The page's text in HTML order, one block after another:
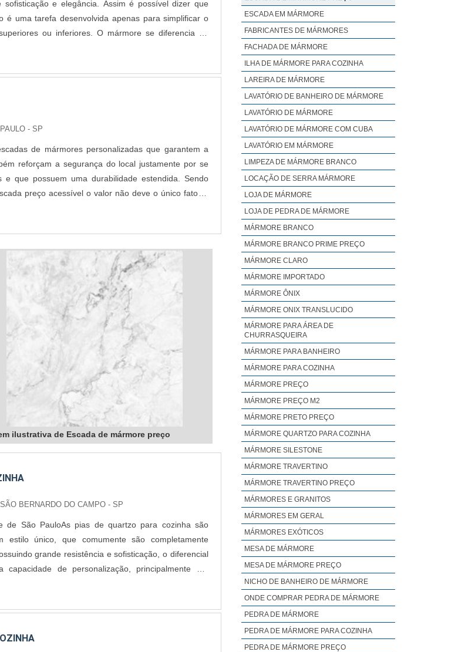
e elegância. Assim é possível dizer que
é uma tarefa desenvolvida apenas para simplificar o
ou inferiores. O mármore se diferencia do
veios e tons mais uniformes.Cores disponíveis da
- SP
de mármores personalizadas que garantem a
reforçam a segurança do local justamente por se
e que possuem uma durabilidade estendida. Sendo
preço acessível o valor não deve o único fator a
adicionais Um dos produtos de mármore
ilustrativa de Escada de mármore preço
BERNARDO DO CAMPO - SP
de São PauloAs pias de quartzo para cozinha são
estilo único, que comumente são completamente
grande resistência e sofisticação, o diferencial
de personalização, principalmente em
e bancadas.As propriedades únicas do produto
Resistência a riscos, manchas e elementos ácidos;
ESCADA EM MÁRMORE
FABRICANTES DE MÁRMORES
FACHADA DE MÁRMORE
ILHA DE MÁRMORE PARA COZINHA
LAREIRA DE MÁRMORE
LAVATÓRIO DE BANHEIRO DE MÁRMORE
LAVATÓRIO DE MÁRMORE
LAVATÓRIO DE MÁRMORE COM CUBA
LAVATÓRIO EM MÁRMORE
LIMPEZA DE MÁRMORE BRANCO
LOCAÇÃO DE SERRA MÁRMORE
LOJA DE MÁRMORE
LOJA DE PEDRA DE MÁRMORE
MÁRMORE BRANCO
MÁRMORE BRANCO PRIME PREÇO
MÁRMORE CLARO
MÁRMORE IMPORTADO
MÁRMORE ÔNIX
MÁRMORE ONIX TRANSLUCIDO
MÁRMORE PARA ÁREA DE
CHURRASQUEIRA
MÁRMORE PARA BANHEIRO
MÁRMORE PARA COZINHA
MÁRMORE PREÇO
MÁRMORE PREÇO M2
MÁRMORE PRETO PREÇO
MÁRMORE QUARTZO PARA COZINHA
MÁRMORE SILESTONE
MÁRMORE TRAVERTINO
MÁRMORE TRAVERTINO PREÇO
MÁRMORES E GRANITOS
MÁRMORES EM GERAL
MÁRMORES EXÓTICOS
MESA DE MÁRMORE
MESA DE MÁRMORE PREÇO
NICHO DE BANHEIRO DE MÁRMORE
ONDE COMPRAR PEDRA DE MÁRMORE
PEDRA DE MÁRMORE
PEDRA DE MÁRMORE PARA COZINHA
PEDRA DE MÁRMORE PREÇO